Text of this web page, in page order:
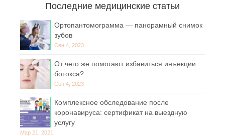
Последние медицинские статьи
Ортопантомограмма — панорамный снимок
зубов
Сен 4, 2023
От чего же помогают избавиться инъекции
ботокса?
Сен 4, 2023
Комплексное обследование после
коронавируса: сертификат на выездную
услугу
Мар 21, 2021